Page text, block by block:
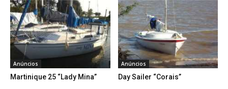
Anúncios
Martinique 25 “Lady Mina”
Anúncios
Day Sailer “Corais”